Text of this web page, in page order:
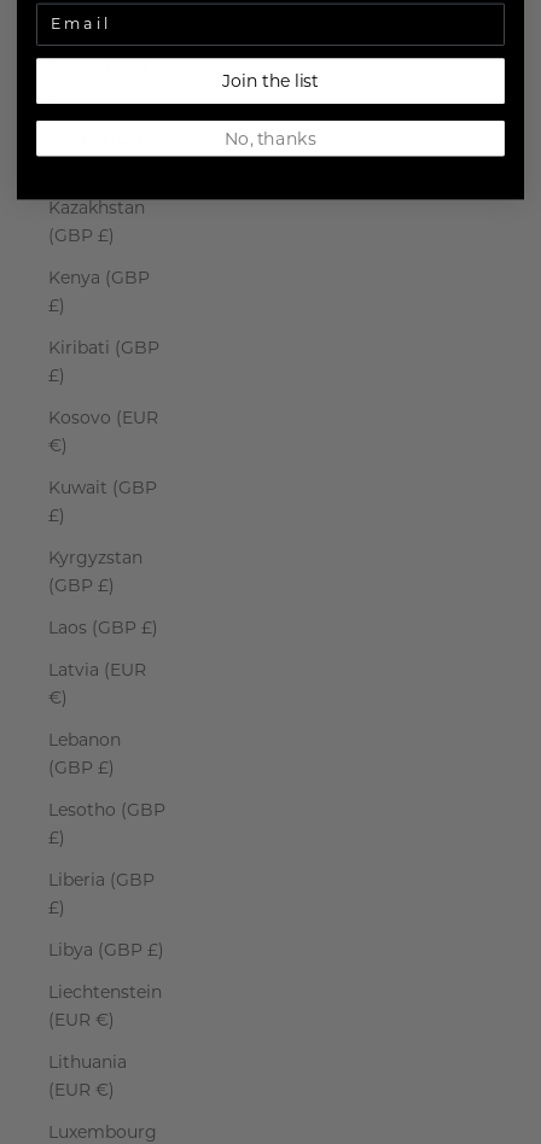
Japan (JPY ¥)
Kazakhstan
(GBP £)
Kenya (GBP
£)
Kiribati (GBP
£)
Kosovo (EUR
€)
Kuwait (GBP
£)
Kyrgyzstan
(GBP £)
Laos (GBP £)
Latvia (EUR
€)
Lebanon
(GBP £)
Lesotho (GBP
£)
Liberia (GBP
£)
Libya (GBP £)
Liechtenstein
(EUR €)
Lithuania
(EUR €)
Luxembourg
Join the list
No, thanks